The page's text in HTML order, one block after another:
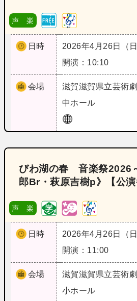
声 楽
日時
2026年4月26日（日
開演：10:10
会場 滋賀滋賀県立芸術
中ホール
びわ湖の春 音楽祭2026
郎Br・萩原吉樹p》【公演
声 楽
日時
2026年4月26日（日
開演：11:00
会場 滋賀滋賀県立芸術
小ホール